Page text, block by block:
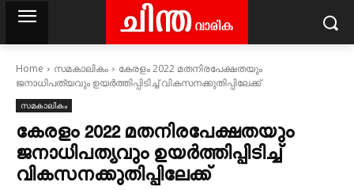
Home സമകാലികം
കേരളം 2022 മതനിരപേക്ഷതയും
ജനാധിപത്യവും ഉയര്‍ത്തിപ്പിടിച്ച് വികസനക്കുതിപ്പിലേക്ക്
സമകാലികം
കേരളം 2022 മതനിരപേക്ഷതയും
ജനാധിപത്യവും ഉയര്‍ത്തിപ്പിടിച്ച്
വികസനക്കുതിപ്പിലേക്ക്